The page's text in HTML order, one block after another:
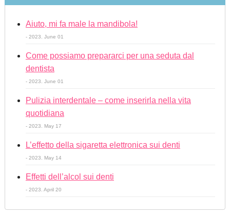
Aiuto, mi fa male la mandibola!
- 2023. June 01
Come possiamo prepararci per una seduta dal
dentista
- 2023. June 01
Pulizia interdentale – come inserirla nella vita
quotidiana
- 2023. May 17
L’effetto della sigaretta elettronica sui denti
- 2023. May 14
Effetti dell’alcol sui denti
- 2023. April 20